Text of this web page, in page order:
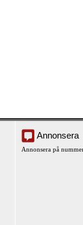
Annonsera
Annonsera på